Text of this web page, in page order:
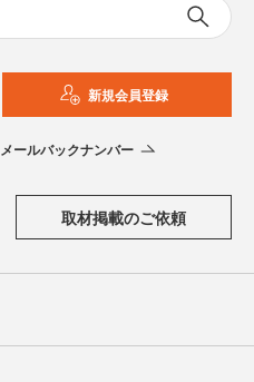
新規会員登録
メールバックナンバー
取材掲載のご依頼